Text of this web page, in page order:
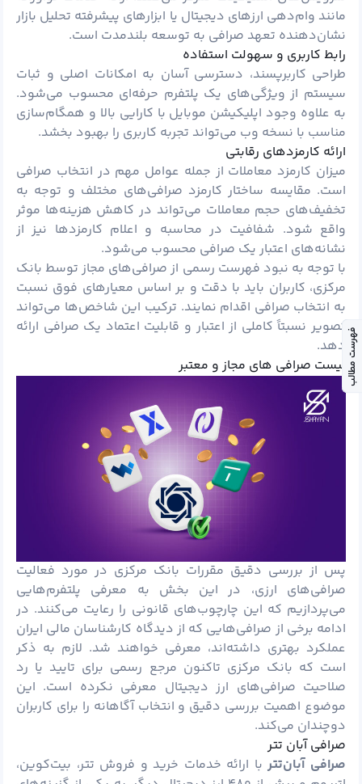
مانند وام‌دهی ارزهای دیجیتال یا ابزارهای پیشرفته تحلیل بازار
نشان‌دهنده تعهد صرافی به توسعه بلندمدت است.
رابط کاربری و سهولت استفاده
طراحی کاربرپسند، دسترسی آسان به امکانات اصلی و ثبات
سیستم از ویژگی‌های یک پلتفرم حرفه‌ای محسوب می‌شود.
به علاوه وجود اپلیکیشن موبایل با کارایی بالا و همگام‌سازی
مناسب با نسخه وب می‌تواند تجربه کاربری را بهبود بخشد.
ارائه کارمزدهای رقابتی
میزان کارمزد معاملات از جمله عوامل مهم در انتخاب صرافی
است. مقایسه ساختار کارمزد صرافی‌های مختلف و توجه به
تخفیف‌های حجم معاملات می‌تواند در کاهش هزینه‌ها موثر
واقع شود. شفافیت در محاسبه و اعلام کارمزدها نیز از
نشانه‌های اعتبار یک صرافی محسوب می‌شود.
با توجه به نبود فهرست رسمی از صرافی‌های مجاز توسط بانک
مرکزی، کاربران باید با دقت و بر اساس معیارهای فوق نسبت
به انتخاب صرافی اقدام نمایند. ترکیب این شاخص‌ها می‌تواند
تصویر نسبتاً کاملی از اعتبار و قابلیت اعتماد یک صرافی ارائه
دهد.
لیست صرافی های مجاز و معتبر
پس از بررسی دقیق مقررات بانک مرکزی در مورد فعالیت
صرافی‌های ارزی، در این بخش به معرفی پلتفرم‌هایی
می‌پردازیم که این چارچوب‌های قانونی را رعایت می‌کنند. در
ادامه برخی از صرافی‌هایی که از دیدگاه کارشناسان مالی ایران
عملکرد بهتری داشته‌اند، معرفی خواهند شد. لازم به ذکر
است که بانک مرکزی تاکنون مرجع رسمی برای تایید یا رد
صلاحیت صرافی‌های ارز دیجیتال معرفی نکرده است. این
موضوع اهمیت بررسی دقیق و انتخاب آگاهانه را برای کاربران
دوچندان می‌کند.
صرافی آبان تتر
صرافی آبان‌تتربا ارائه خدمات خرید و فروش تتر، بیت‌کوین،
فهرست مطالب